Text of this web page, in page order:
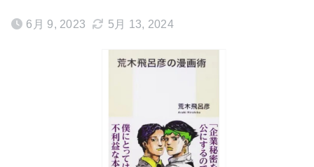
6月 9, 2023 5月 13, 2024